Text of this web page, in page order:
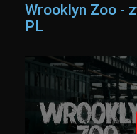
Wrooklyn Zoo -
PL